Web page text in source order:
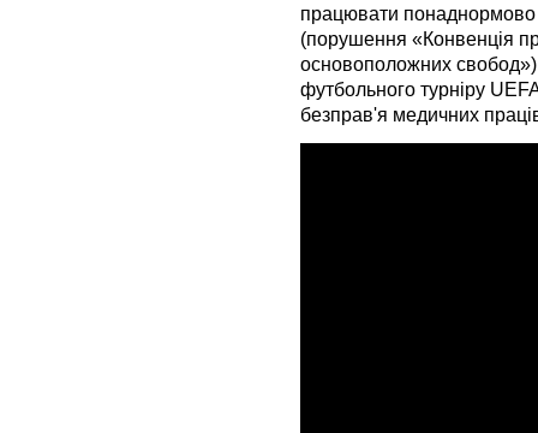
працювати понаднормово
(порушення «Конвенція
основоположних
футбольного турніру
безправ'я медичних